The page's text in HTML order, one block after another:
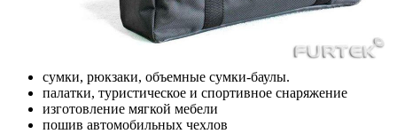
сумки, рюкзаки, объемные сумки-баулы.
палатки, туристическое и спортивное снаряжение
изготовление мягкой мебели
пошив автомобильных чехлов